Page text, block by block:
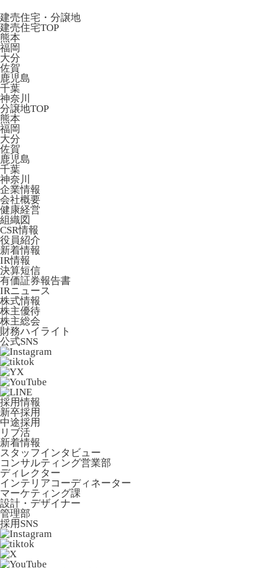
建売住宅・分譲地
建売住宅TOP
熊本
福岡
大分
佐賀
鹿児島
千葉
神奈川
分譲地TOP
熊本
福岡
大分
佐賀
鹿児島
千葉
神奈川
企業情報
会社概要
健康経営
組織図
CSR情報
役員紹介
新着情報
IR情報
決算短信
有価証券報告書
IRニュース
株式情報
株主優待
株主総会
財務ハイライト
公式SNS
採用情報
新卒採用
中途採用
リブ活
新着情報
スタッフインタビュー
コンサルティング営業部
ディレクター
インテリアコーディネーター
マーケティング課
設計・デザイナー
管理部
採用SNS